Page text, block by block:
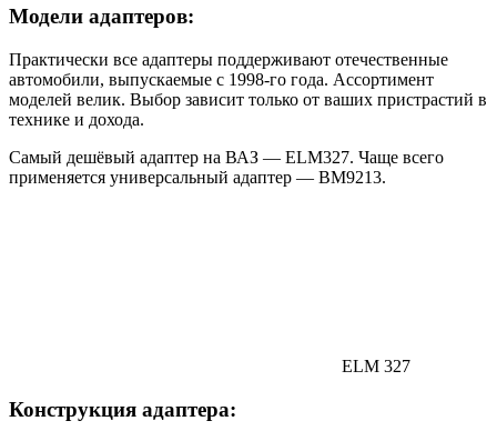
Модели адаптеров:
Практически все адаптеры поддерживают отечественные
автомобили, выпускаемые с 1998-го года. Ассортимент
моделей велик. Выбор зависит только от ваших пристрастий в
технике и дохода.
Самый дешёвый адаптер на ВАЗ — ELM327. Чаще всего
применяется универсальный адаптер — BM9213.
ELM 327
Конструкция адаптера: